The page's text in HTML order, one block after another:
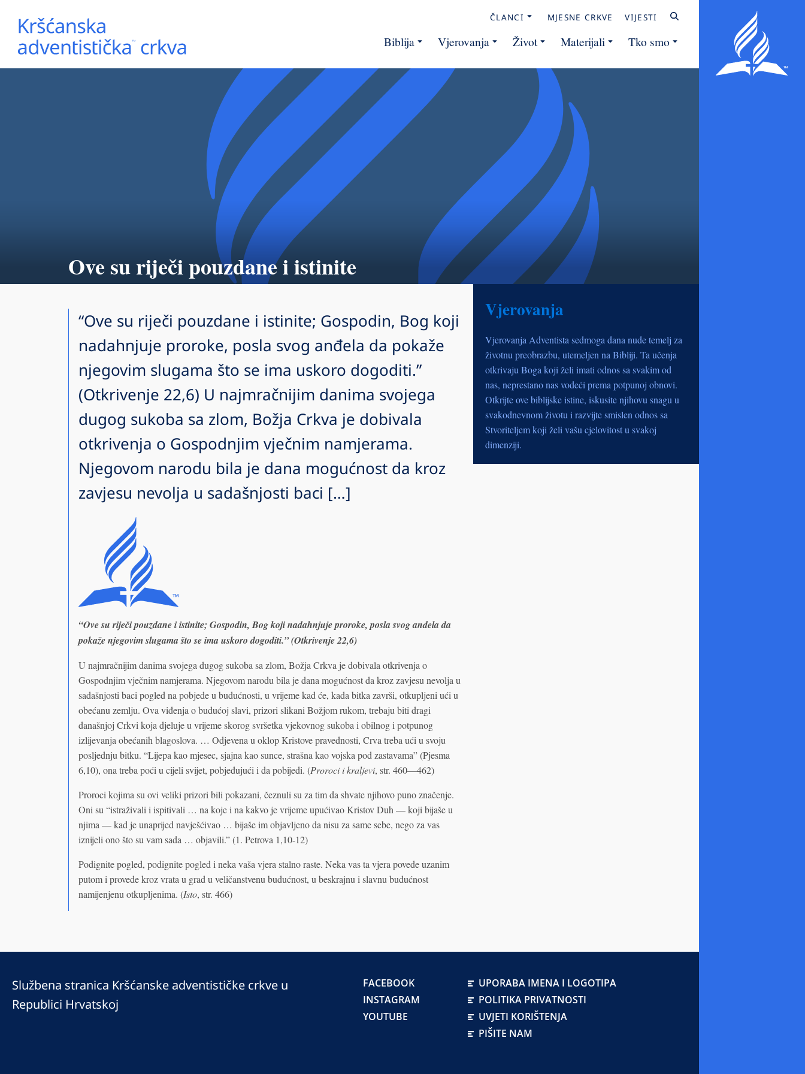
ČLANCI MJESNE CRKVE VIJESTI
Biblija Vjerovanja Život Materijali Tko smo
Ove su riječi pouzdane i istinite
“Ove su riječi pouzdane i istinite; Gospodin, Bog koji
nadahnjuje proroke, posla svog anđela da pokaže
njegovim slugama što se ima uskoro dogoditi.”
(Otkrivenje 22,6) U najmračnijim danima svojega
dugog sukoba sa zlom, Božja Crkva je dobivala
otkrivenja o Gospodnjim vječnim namjerama.
Njegovom narodu bila je dana mogućnost da kroz
zavjesu nevolja u sadašnjosti baci […]
“Ove su riječi pouzdane i istinite; Gospodin, Bog koji nadahnjuje proroke, posla svog anđela da
pokaže njegovim slugama što se ima uskoro dogoditi.” (Otkrivenje 22,6)
U najmračnijim danima svojega dugog sukoba sa zlom, Božja Crkva je dobivala otkrivenja o
Gospodnjim vječnim namjerama. Njegovom narodu bila je dana mogućnost da kroz zavjesu nevolja u
sadašnjosti baci pogled na pobjede u budućnosti, u vrijeme kad će, kada bitka završi, otkupljeni ući u
obećanu zemlju. Ova viđenja o budućoj slavi, prizori slikani Božjom rukom, trebaju biti dragi
današnjoj Crkvi koja djeluje u vrijeme skorog svršetka vjekovnog sukoba i obilnog i potpunog
izlijevanja obećanih blagoslova. … Odjevena u oklop Kristove pravednosti, Crva treba ući u svoju
posljednju bitku. “Lijepa kao mjesec, sjajna kao sunce, strašna kao vojska pod zastavama” (Pjesma
6,10), ona treba poći u cijeli svijet, pobjeđujući i da pobijedi. (Proroci i kraljevi, str. 460—462)
Proroci kojima su ovi veliki prizori bili pokazani, čeznuli su za tim da shvate njihovo puno značenje.
Oni su “istraživali i ispitivali … na koje i na kakvo je vrijeme upućivao Kristov Duh — koji bijaše u
njima — kad je unaprijed navješćivao … bijaše im objavljeno da nisu za same sebe, nego za vas
iznijeli ono što su vam sada … objavili.” (1. Petrova 1,10-12)
Podignite pogled, podignite pogled i neka vaša vjera stalno raste. Neka vas ta vjera povede uzanim
putom i provede kroz vrata u grad u veličanstvenu budućnost, u beskrajnu i slavnu budućnost
namijenjenu otkupljenima. (Isto, str. 466)
Vjerovanja
Vjerovanja Adventista sedmoga dana nude temelj za
životnu preobrazbu, utemeljen na Bibliji. Ta učenja
otkrivaju Boga koji želi imati odnos sa svakim od
nas, neprestano nas vodeći prema potpunoj obnovi.
Otkrijte ove biblijske istine, iskusite njihovu snagu u
svakodnevnom životu i razvijte smislen odnos sa
Stvoriteljem koji želi vašu cjelovitost u svakoj
dimenziji.
Službena stranica Kršćanske adventističke crkve u
Republici Hrvatskoj
FACEBOOK
INSTAGRAM
YOUTUBE
UPORABA IMENA I LOGOTIPA
POLITIKA PRIVATNOSTI
UVJETI KORIŠTENJA
PIŠITE NAM